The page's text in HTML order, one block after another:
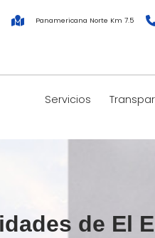
Panamericana Norte Km 7.5
Servicios
de El